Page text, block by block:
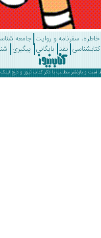
سفرنامه و روایت جامعه شناسی هنر
نقد بایگانی پیگیری شناسنامه
مطالب با ذکرکتاب نیوز و درج لینک، بلامانع .